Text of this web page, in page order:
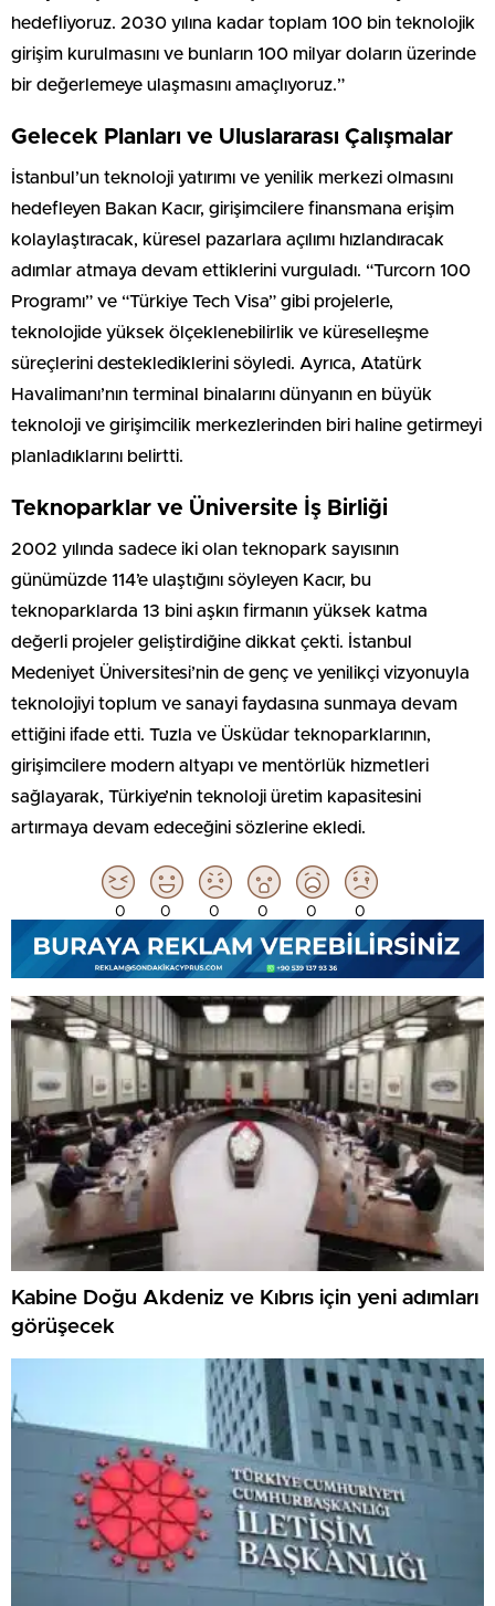
hedefliyoruz. 2030 yılına kadar toplam 100 bin teknolojik
girişim kurulmasını ve bunların 100 milyar doların üzerinde
bir değerlemeye ulaşmasını amaçlıyoruz.”
Gelecek Planları ve Uluslararası Çalışmalar
İstanbul’un teknoloji yatırımı ve yenilik merkezi olmasını
hedefleyen Bakan Kacır, girişimcilere finansmana erişim
kolaylaştıracak, küresel pazarlara açılımı hızlandıracak
adımlar atmaya devam ettiklerini vurguladı. “Turcorn 100
Programı” ve “Türkiye Tech Visa” gibi projelerle,
teknolojide yüksek ölçeklenebilirlik ve küreselleşme
süreçlerini desteklediklerini söyledi. Ayrıca, Atatürk
Havalimanı’nın terminal binalarını dünyanın en büyük
teknoloji ve girişimcilik merkezlerinden biri haline getirmeyi
planladıklarını belirtti.
Teknoparklar ve Üniversite İş Birliği
2002 yılında sadece iki olan teknopark sayısının
günümüzde 114’e ulaştığını söyleyen Kacır, bu
teknoparklarda 13 bini aşkın firmanın yüksek katma
değerli projeler geliştirdiğine dikkat çekti. İstanbul
Medeniyet Üniversitesi’nin de genç ve yenilikçi vizyonuyla
teknolojiyi toplum ve sanayi faydasına sunmaya devam
ettiğini ifade etti. Tuzla ve Üsküdar teknoparklarının,
girişimcilere modern altyapı ve mentörlük hizmetleri
sağlayarak, Türkiye’nin teknoloji üretim kapasitesini
artırmaya devam edeceğini sözlerine ekledi.
0 0 0 0 0 0
Kabine Doğu Akdeniz ve Kıbrıs için yeni adımları
görüşecek